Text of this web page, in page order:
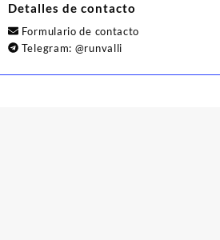
Detalles de contacto
Formulario de contacto
Telegram: @runvalli